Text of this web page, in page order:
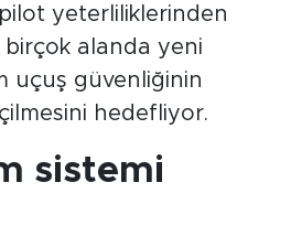
yeterliliklerinden
birçok alanda yeni
uçuş güvenliğinin
hedefliyor.
sistemi